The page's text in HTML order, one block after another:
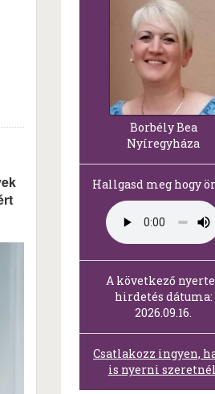
Borbély Bea
Nyíregyháza
Hallgasd meg hogy
A következő
hirdetés dátuma:
2026.09.16.
Csatlakozz ingyen,
is nyerni